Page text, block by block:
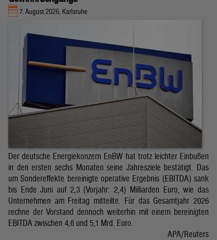
7. August 2026, Karlsruhe
Der deutsche Energiekonzern EnBW hat trotz leichter Einbußen
in den ersten sechs Monaten seine Jahresziele bestätigt. Das
um Sondereffekte bereinigte operative Ergebnis (EBITDA) sank
bis Ende Juni auf 2,3 (Vorjahr: 2,4) Milliarden Euro, wie das
Unternehmen am Freitag mitteilte. Für das Gesamtjahr 2026
rechne der Vorstand dennoch weiterhin mit einem bereinigten
EBITDA zwischen 4,6 und 5,1 Mrd. Euro.
APA/Reuters